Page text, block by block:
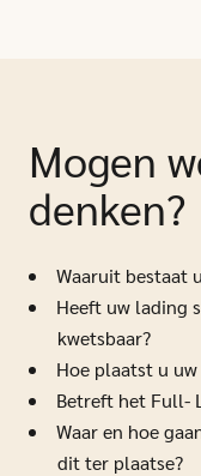
Mogen
denken?
Waaruit bestaat
Heeft uw lading
kwetsbaar?
Hoe plaatst u
Betreft het Full-
Waar en hoe
dit ter plaatse?